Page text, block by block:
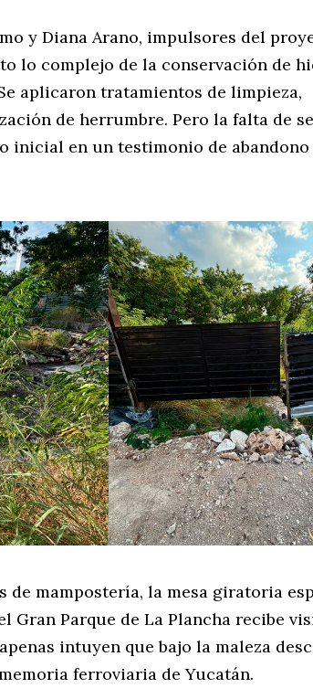
y Diana Arano, impulsores del
lo complejo de la conservación de
aplicaron tratamientos de limpieza,
de herrumbre. Pero la falta de
inicial en un testimonio de abandono
de mampostería, la mesa giratoria
Gran Parque de La Plancha recibe
intuyen que bajo la maleza
ferroviaria de Yucatán.